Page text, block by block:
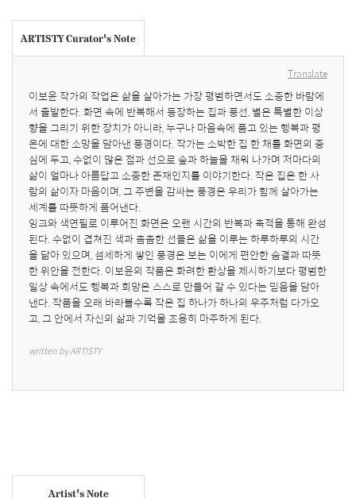
ARTISTY Curator's Note
Translate
이보윤 작가의 작업은 삶을 살아가는 가장 평범하면서도 소중한 바람에
서 출발한다. 화면 속에 반복해서 등장하는 집과 풍선, 별은 특별한 이상
향을 그리기 위한 장치가 아니라, 누구나 마음속에 품고 있는 행복과 평
온에 대한 소망을 담아낸 풍경이다. 작가는 소박한 집 한 채를 화면의 중
심에 두고, 수없이 많은 점과 선으로 숲과 하늘을 채워 나가며 저마다의
삶이 얼마나 아름답고 소중한 존재인지를 이야기한다. 작은 집은 한 사
람의 삶이자 마음이며, 그 주변을 감싸는 풍경은 우리가 함께 살아가는
세계를 따뜻하게 품어낸다.
잉크와 색연필로 이루어진 화면은 오랜 시간의 반복과 축적을 통해 완성
된다. 수없이 겹쳐진 색과 촘촘한 선들은 삶을 이루는 하루하루의 시간
을 닮아 있으며, 섬세하게 쌓인 풍경은 보는 이에게 편안한 숨결과 따뜻
한 위안을 전한다. 이보윤의 작품은 화려한 환상을 제시하기보다 평범한
일상 속에서도 행복과 희망은 스스로 만들어 갈 수 있다는 믿음을 담아
낸다. 작품을 오래 바라볼수록 작은 집 하나가 하나의 우주처럼 다가오
고, 그 안에서 자신의 삶과 기억을 조용히 마주하게 된다.
written by ARTISTY
Artist's Note